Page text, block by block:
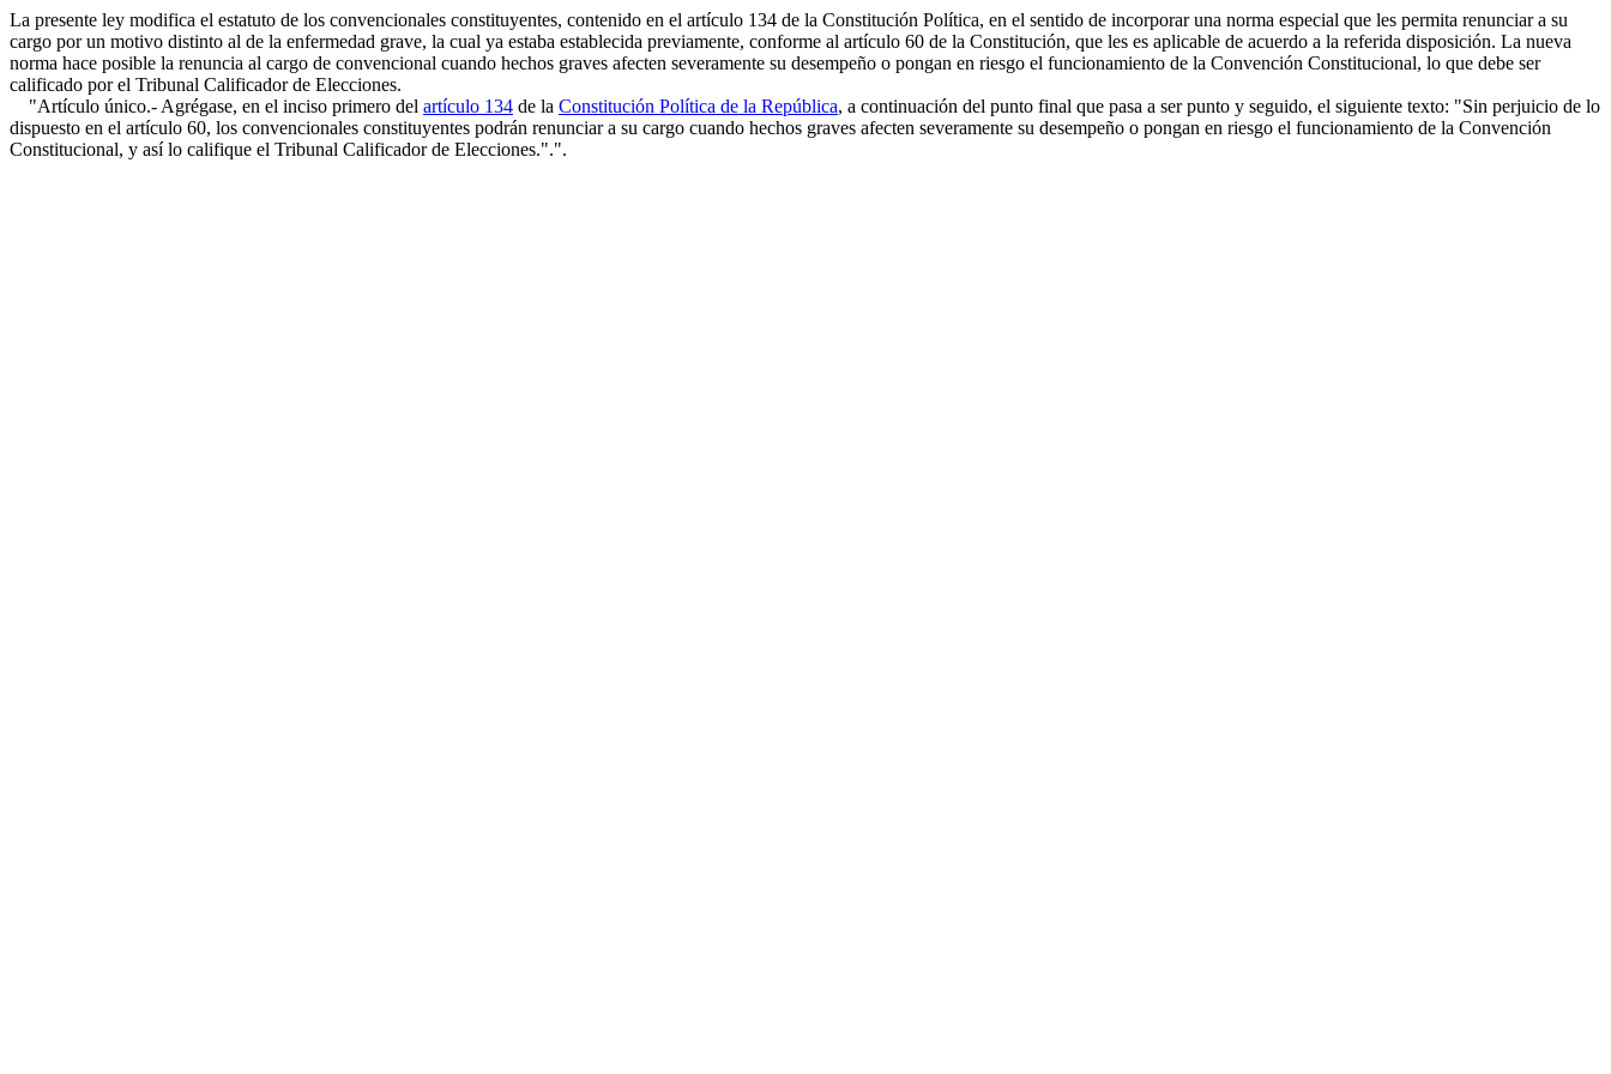
La presente ley modifica el estatuto de los convencionales constituyentes, contenido en el artículo 134 de la Constitución Política, en el sentido de incorporar una norma especial que les permita renunciar a su
cargo por un motivo distinto al de la enfermedad grave, la cual ya estaba establecida previamente, conforme al artículo 60 de la Constitución, que les es aplicable de acuerdo a la referida disposición. La nueva
norma hace posible la renuncia al cargo de convencional cuando hechos graves afecten severamente su desempeño o pongan en riesgo el funcionamiento de la Convención Constitucional, lo que debe ser
calificado por el Tribunal Calificador de Elecciones.
"Artículo único.- Agrégase, en el inciso primero del artículo 134 de la Constitución Política de la República, a continuación del punto final que pasa a ser punto y seguido, el siguiente texto: "Sin perjuicio de lo
dispuesto en el artículo 60, los convencionales constituyentes podrán renunciar a su cargo cuando hechos graves afecten severamente su desempeño o pongan en riesgo el funcionamiento de la Convención
Constitucional, y así lo califique el Tribunal Calificador de Elecciones.".".